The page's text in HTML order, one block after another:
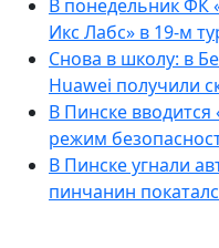
В понедельник ФК
Икс Лабс» в 19-м
Снова в школу: в
Huawei получили
В Пинске
режим
В Пинске угнали
пинчанин